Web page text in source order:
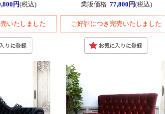
円(税込)
いたしました
業販価格 77,800円(税込)
ご好評につき完売いたしました